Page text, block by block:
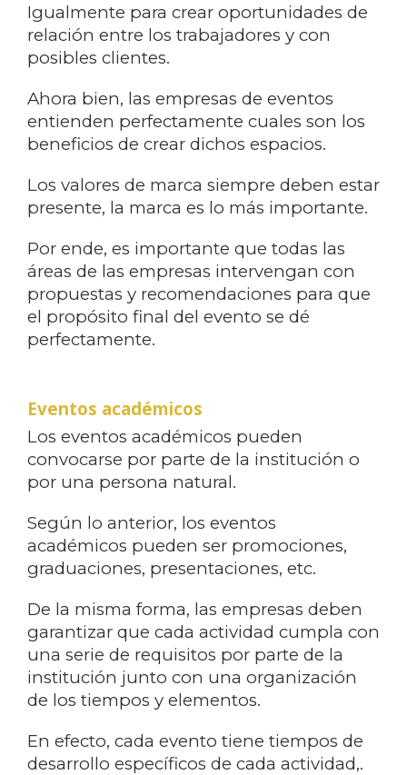
Igualmente para crear oportunidades de
relación entre los trabajadores y con
posibles clientes.
Ahora bien, las empresas de eventos
entienden perfectamente cuales son los
beneficios de crear dichos espacios.
Los valores de marca siempre deben estar
presente, la marca es lo más importante.
Por ende, es importante que todas las
áreas de las empresas intervengan con
propuestas y recomendaciones para que
el propósito final del evento se dé
perfectamente.
Eventos académicos
Los eventos académicos pueden
convocarse por parte de la institución o
por una persona natural.
Según lo anterior, los eventos
académicos pueden ser promociones,
graduaciones, presentaciones, etc.
De la misma forma, las empresas deben
garantizar que cada actividad cumpla con
una serie de requisitos por parte de la
institución junto con una organización
de los tiempos y elementos.
En efecto, cada evento tiene tiempos de
desarrollo específicos de cada actividad,.